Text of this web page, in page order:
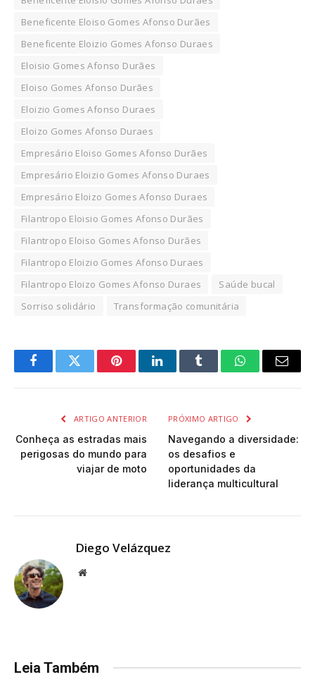
Beneficente Eloiso Gomes Afonso Durães
Beneficente Eloizio Gomes Afonso Duraes
Eloisio Gomes Afonso Durães
Eloiso Gomes Afonso Durães
Eloizio Gomes Afonso Duraes
Eloizo Gomes Afonso Duraes
Empresário Eloiso Gomes Afonso Durães
Empresário Eloizio Gomes Afonso Duraes
Empresário Eloizo Gomes Afonso Duraes
Filantropo Eloisio Gomes Afonso Durães
Filantropo Eloiso Gomes Afonso Durães
Filantropo Eloizio Gomes Afonso Duraes
Filantropo Eloizo Gomes Afonso Duraes
Saúde bucal
Sorriso solidário
Transformação comunitária
FacebookTwitter PinterestLinkedInTumblr WhatsAppEmail
ARTIGO ANTERIOR
Conheça as estradas mais
perigosas do mundo para
viajar de moto
PRÓXIMO ARTIGO
Navegando a diversidade:
os desafios e
oportunidades da
liderança multicultural
Diego Velázquez
Website
Leia Também